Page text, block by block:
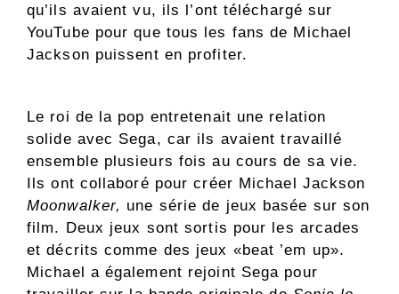
qu’ils avaient vu, ils l’ont téléchargé sur
YouTube pour que tous les fans de Michael
Jackson puissent en profiter.
Le roi de la pop entretenait une relation
solide avec Sega, car ils avaient travaillé
ensemble plusieurs fois au cours de sa vie.
Ils ont collaboré pour créer Michael Jackson
Moonwalker, une série de jeux basée sur son
film. Deux jeux sont sortis pour les arcades
et décrits comme des jeux «beat ’em up».
Michael a également rejoint Sega pour